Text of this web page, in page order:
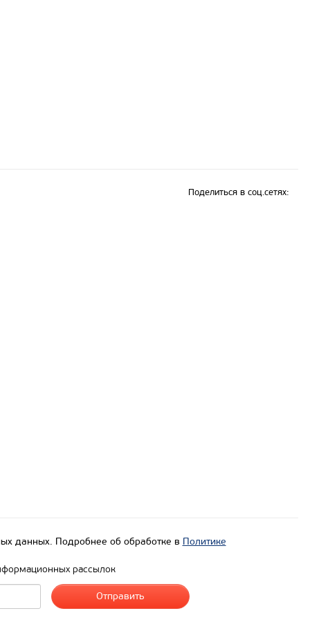
Поделиться в соц.сетях:
данных. Подробнее об обработке в Политике
рассылок